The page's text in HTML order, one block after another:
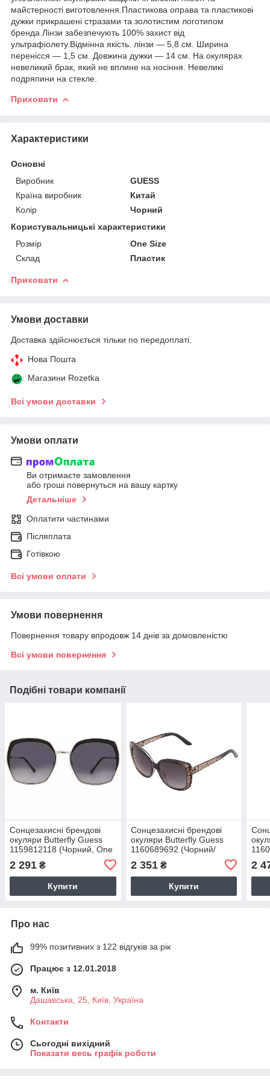
майстерності виготовлення.Пластикова оправа та пластикові
дужки прикрашені стразами та золотистим логотипом
бренда.Лінзи забезпечують 100% захист від
ультрафіолету.Відмінна якість. лінзи — 5,8 см. Ширина
перенісся — 1,5 см. Довжина дужки — 14 см. На окулярах
невеликий брак, який не вплине на носіння. Невеликі
подряпини на стекле.
Приховати
Характеристики
Основні
Виробник
GUESS
Країна виробник
Китай
Колір
Чорний
Користувальницькі характеристики
Розмір
One Size
Склад
Пластик
Приховати
Умови доставки
Доставка здійснюється тільки по передоплаті.
Нова Пошта
Магазини Rozetka
Всі умови доставки
Умови оплати
Ви отримаєте замовлення
або гроші повернуться на вашу картку
Детальніше
Оплатити частинами
Післяплата
Готівкою
Всі умови оплати
Умови повернення
Повернення товару впродовж 14 днів за домовленістю
Всі умови повернення
Подібні товари компанії
Сонцезахисні брендові
окуляри Butterfly Guess
1159812118 (Чорний, One
2 291 ₴
Купити
Сонцезахисні брендові
окуляри Butterfly Guess
1160689692 (Чорний/
2 351₴
Купити
2
Про нас
99% позитивних з 122 відгуків за рік
Працює з 12.01.2018
м. Київ
Дашавська, 25, Київ, Україна
Контакти
Сьогодні вихідний
Показати весь графік роботи